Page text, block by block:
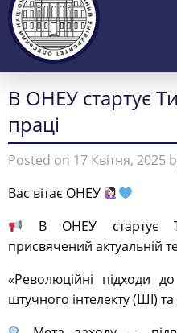
В ОНЕУ стартує
праці
Posted on 17 Квітня, 2025
Вас вітає ОНЕУ
В ОНЕУ стартує
присвячений актуальній
«Революційні підходи
штучного інтелекту (ШІ)